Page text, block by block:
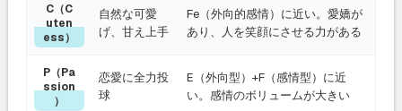
C（C
uten
ess）
自然な可愛
げ、甘え上手
Fe（外向的感情）に近い。愛嬌が
あり、人を笑顔にさせる力がある
P（Pa
ssion
）
恋愛に全力投
球
E（外向型）+F（感情型）に近
い。感情のボリュームが大きい